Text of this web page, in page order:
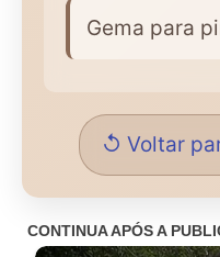
Gema para
↺ Voltar